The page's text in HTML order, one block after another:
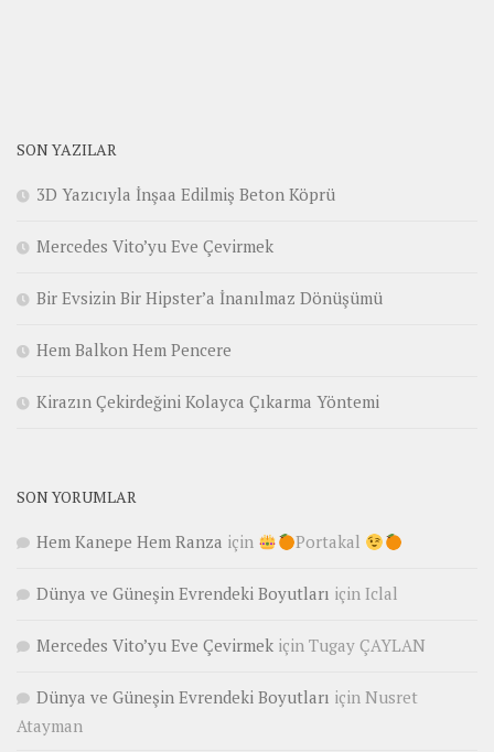
SON YAZILAR
3D Yazıcıyla İnşaa Edilmiş Beton Köprü
Mercedes Vito’yu Eve Çevirmek
Bir Evsizin Bir Hipster’a İnanılmaz Dönüşümü
Hem Balkon Hem Pencere
Kirazın Çekirdeğini Kolayca Çıkarma Yöntemi
SON YORUMLAR
Hem Kanepe Hem Ranza için Portakal
Dünya ve Güneşin Evrendeki Boyutları için Iclal
Mercedes Vito’yu Eve Çevirmek için Tugay ÇAYLAN
Dünya ve Güneşin Evrendeki Boyutları için Nusret
Atayman